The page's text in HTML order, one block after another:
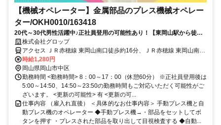
【機械オペレーター】金属部品のプレス機械オペレー
ター/OKH0010/163418
20代～30代男性活躍中♪正社員登用の可能性あり！【東岡山駅から徒歩
10分】金属部品製造に関するプレス機械のオペレーター☆
株式会社グロップ
アクセス ＪＲ赤穂線 東岡山南口徒歩約16分、ＪＲ赤穂線 東岡山南口
徒歩約16分、ＪＲ山陽本線 高島（岡山県）北口徒歩約26分 東岡山駅
から徒歩10分
時給1,280円
岡山県岡山市中区
勤務時間 <勤務時間> 8：00～17：00（休憩60分） ※正社員登用後は
5:00～14:50、14:50～23:50の勤務時間もご対応いただく可能性がご
ざいます。 <更新の可能性> 有 <更新の可...
仕事内容 （雇入れ直後） ＜具体的なお仕事内容＞ 手動プレス機と自
動プレス機のオペレーター ◆手動プレス機→・部品をセットしてボ
タンを押す ・プレスされた部品を取り出して目視検査する ◆自動...